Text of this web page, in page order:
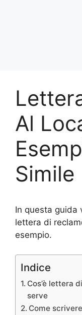
Al
Simile
In questa guida
lettera di
esempio.
Indice
Cos’è lettera
serve
Come